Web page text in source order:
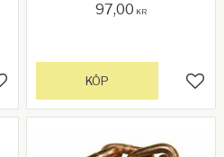
till i favoriter
1,5 mm², 9 - 21/0,30 mm. Röda
97,00 KR
KÖP